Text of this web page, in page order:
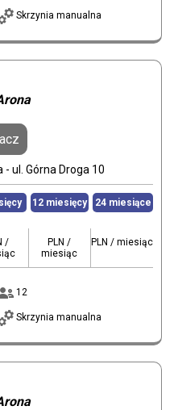
Skrzynia manualna
- ul. Górna Droga 10
12 miesięcy 24 miesiące
/
PLN /
miesiąc
PLN / miesiąc
12
Skrzynia manualna